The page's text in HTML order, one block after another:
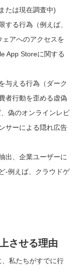
たは現在調査中)
する行為（例えば、
アへのアクセスを
App Storeに関する
与える行為（ダーク
者行動を歪める虚偽
偽のオンラインレビ
サーによる隠れ広告
出、企業ユーザーに
-例えば、クラウドゲ
させる理由
私たちがすでに行